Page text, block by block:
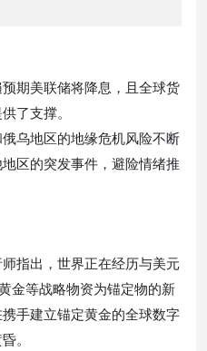
期美联储将降息，且全球货
了支撑。
乌地区的地缘危机风险不断
区的突发事件，避险情绪推
指出，世界正在经历与美元
金等战略物资为锚定物的新
手建立锚定黄金的全球数字
。